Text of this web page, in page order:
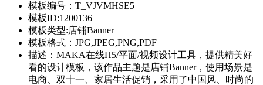
模板编号：T_VJVMHSE5
模板ID:1200136
模板类型:店铺Banner
模板格式：JPG,JPEG,PNG,PDF
描述：MAKA在线H5/平面/视频设计工具，提供精美好
看的设计模板，该作品主题是店铺Banner，使用场景是
电商、双十一、家居生活促销，采用了中国风、时尚的